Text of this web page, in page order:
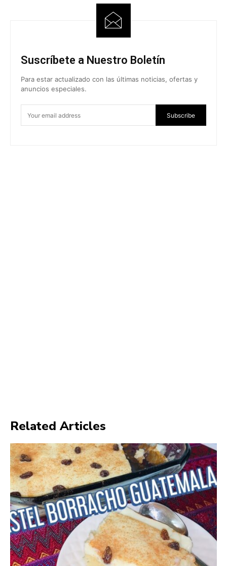
Suscríbete a Nuestro Boletín
Para estar actualizado con las últimas noticias, ofertas y
anuncios especiales.
Subscribe
Related Articles